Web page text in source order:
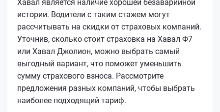
Хавал является наличие хорошей безаварийной
истории. Водители с таким стажем могут
рассчитывать на скидки от страховых компаний.
Уточнив, сколько стоит страховка на Хавал Ф7
или Хавал Джолион, можно выбрать самый
выгодный вариант, что поможет уменьшить
сумму страхового взноса. Рассмотрите
предложения разных компаний, чтобы выбрать
наиболее подходящий тариф.